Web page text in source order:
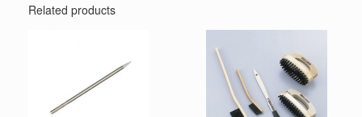
Related products